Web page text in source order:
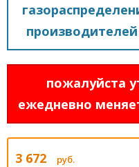
пожалуйста
ежедневно
3 672 руб.